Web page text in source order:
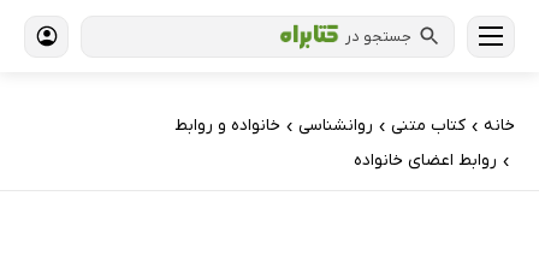
جستجو در
خانه › کتاب‌ متنی › روانشناسی › خانواده و روابط
› روابط اعضای خانواده